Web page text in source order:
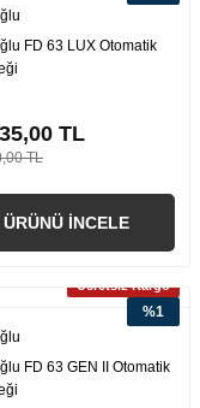
FD 63 LUX Otomatik
TL
TL
ÜRÜNÜ İNCELE
Ücretsiz Kargo
FD 63 GEN II Otomatik
%1